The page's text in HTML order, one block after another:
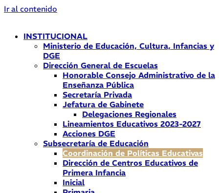
Ir al contenido
INSTITUCIONAL
Ministerio de Educación, Cultura, Infancias y
DGE
Dirección General de Escuelas
Honorable Consejo Administrativo de la
Enseñanza Pública
Secretaría Privada
Jefatura de Gabinete
Delegaciones Regionales
Lineamientos Educativos 2023-2027
Acciones DGE
Subsecretaría de Educación
Coordinación de Políticas Educativas
Dirección de Centros Educativos de
Primera Infancia
Inicial